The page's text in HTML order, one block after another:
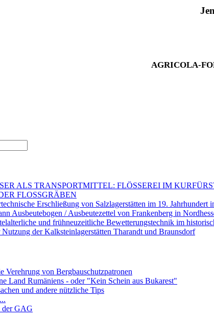
AGRICOLA-
ALS TRANSPORTMITTEL: FLÖSSEREI IM
FLOSSGRÄBEN
Erschließung von Salzlagerstätten im 19. Jahrhundert
Ausbeutebogen / Ausbeutezettel von Frankenberg in
und frühneuzeitliche Bewetterungstechnik im
der Kalksteinlagerstätten Tharandt und Braunsdorf
Verehrung von Bergbauschutzpatronen
Land Rumäniens - oder "Kein Schein aus Bukarest"
und andere nützliche Tips
der GAG